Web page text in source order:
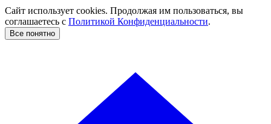
Сайт использует cookies. Продолжая им пользоваться, вы
соглашаетесь c Политикой Конфиденциальности.
Все понятно